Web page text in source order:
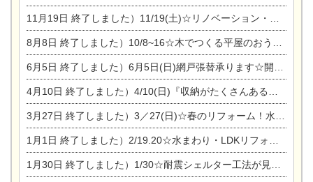
11月19日 終了しました）11/19(土)☆リノベーション・家の修理まつり＆増改築・リフォームまつりin扶桑ゴルフ
8月8日 終了しました）10/8~16☆木でつくる平屋のおうちのつくり方【完全予約制】
6月5日 終了しました）6月5日(日)網戸張替承ります☆開催！
4月10日 終了しました）4/10(日)『収納がたくさんあるおうち現場見学会』
3月27日 終了しました）3／27(日)☆春のリフォーム！水まわりLDKリフォーム相談会&今がチャンス！エアコン相談会
1月1日 終了しました）2/19.20☆水まわり・LDKリフォーム相談会＆エアコン相談会
1月30日 終了しました）1/30☆耐震シェルター工法が見れる完成見学会